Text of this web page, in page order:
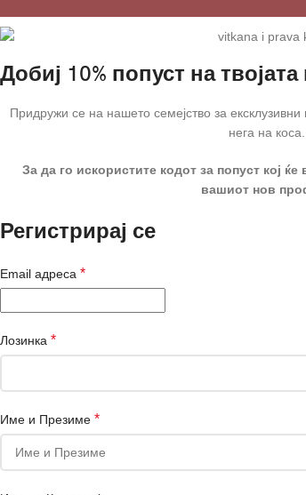
Добиј 10% попуст на
Придружи се на нашето семејство за
нега на коса.
За да го искористите кодот за попуст кој
вашиот нов
Регистрирај се
Email адреса *
Лозинка *
Име и Презиме *